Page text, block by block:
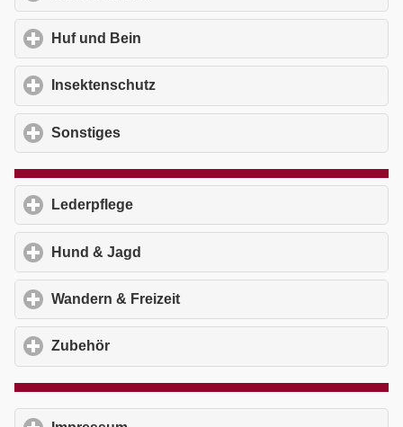
Huf und Bein
Insektenschutz
Sonstiges
Lederpflege
Hund & Jagd
Wandern & Freizeit
Zubehör